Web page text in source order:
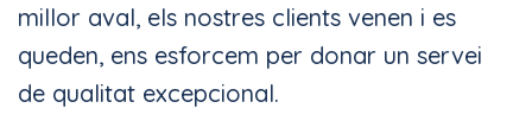
millor aval, els nostres clients venen i es
queden, ens esforcem per donar un servei
de qualitat excepcional.